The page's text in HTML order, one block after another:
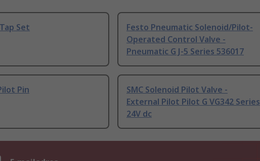
Set
Festo Pneumatic Solenoid/Pilot-
Operated Control Valve -
Pneumatic G J-5 Series 536017
Pin
SMC Solenoid Pilot Valve -
External Pilot Pilot G VG342 Series
24V dc